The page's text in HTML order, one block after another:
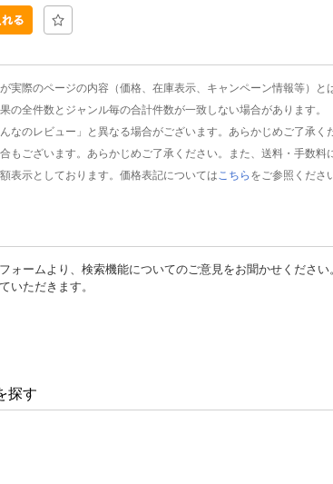
際のページの内容（価格、在庫表示、キャンペーン情報等）と
全件数とジャンル毎の合計件数が一致しない場合があります。
なのレビュー」と異なる場合がございます。あらかじめご了承く
ございます。あらかじめご了承ください。また、送料・手数
表示としております。価格表記については こちら をご参照くださ
ォームより、検索機能についてのご意見をお聞かせください
いただきます。
探す